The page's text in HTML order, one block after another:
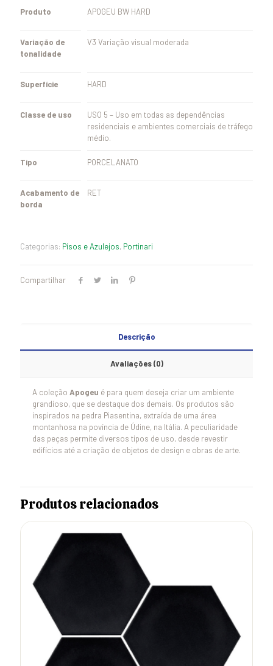
Produto APOGEU BW HARD
Variação de
tonalidade
V3 Variação visual moderada
Superfície HARD
Classe de uso
USO 5 – Uso em todas as dependências
residenciais e ambientes comerciais de tráfego
médio.
Tipo PORCELANATO
Acabamento de
borda
RET
Categorias: Pisos e Azulejos, Portinari
Compartilhar
Descrição
Avaliações (0)
A coleção Apogeu é para quem deseja criar um ambiente
grandioso, que se destaque dos demais. Os produtos são
inspirados na pedra Piasentina, extraída de uma área
montanhosa na povíncia de Údine, na Itália. A peculiaridade
das peças permite diversos tipos de uso, desde revestir
edifícios até a criação de objetos de design e obras de arte.
Produtos relacionados